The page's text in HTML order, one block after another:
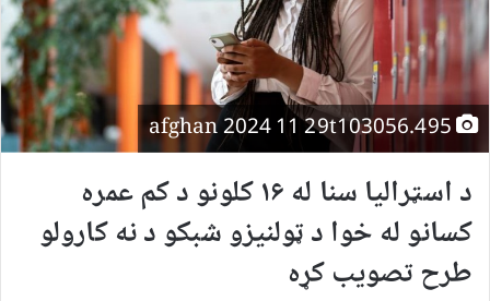
د اسټرالیا سنا له ۱۶ کلونو د کم عمره
کسانو له خوا د ټولنیزو شبکو د نه کارولو
طرح تصویب کړه